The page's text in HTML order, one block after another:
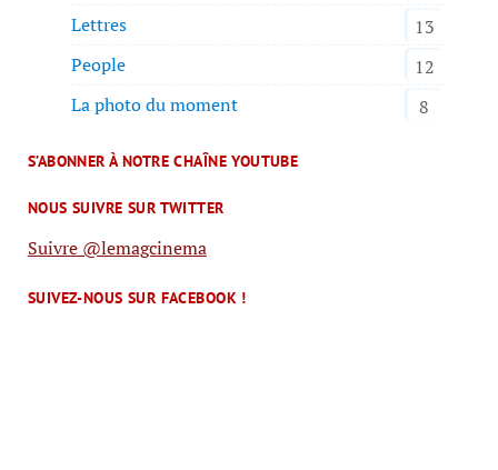
Lettres
13
People
12
La photo du moment
8
S’ABONNER À NOTRE CHAÎNE YOUTUBE
NOUS SUIVRE SUR TWITTER
Suivre @lemagcinema
SUIVEZ-NOUS SUR FACEBOOK !